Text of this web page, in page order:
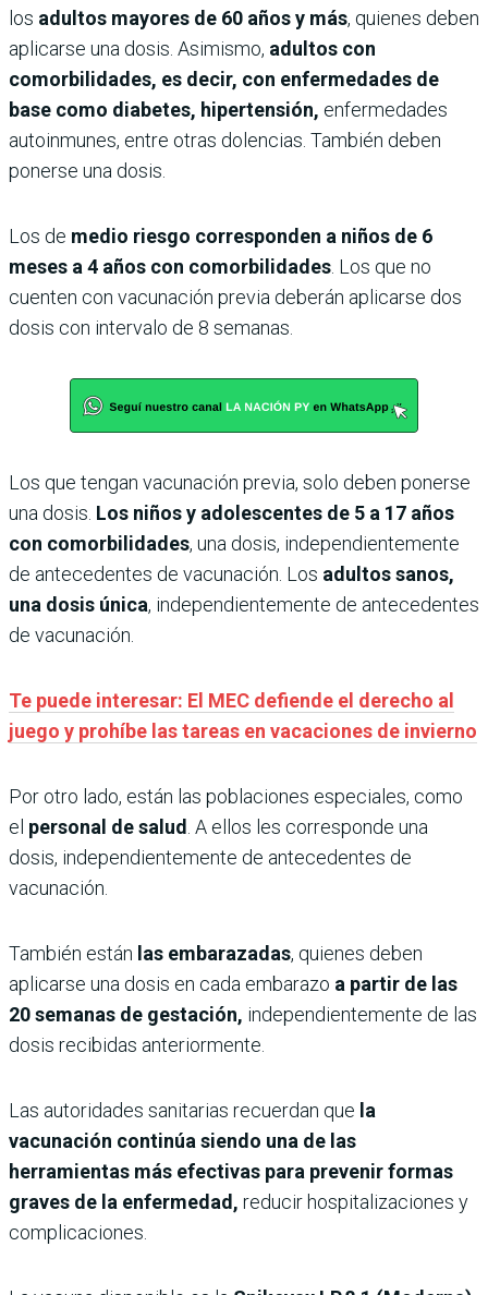
los adultos mayores de 60 años y más, quienes deben
aplicarse una dosis. Asimismo, adultos con
comorbilidades, es decir, con enfermedades de
base como diabetes, hipertensión, enfermedades
autoinmunes, entre otras dolencias. También deben
ponerse una dosis.
Los de medio riesgo corresponden a niños de 6
meses a 4 años con comorbilidades . Los que no
cuenten con vacunación previa deberán aplicarse dos
dosis con intervalo de 8 semanas.
Los que tengan vacunación previa, solo deben ponerse
una dosis. Los niños y adolescentes de 5 a 17 años
con comorbilidades, una dosis, independientemente
de antecedentes de vacunación. Los adultos sanos,
una dosis única, independientemente de antecedentes
de vacunación.
Te puede interesar: El MEC defiende el derecho al
juego y prohíbe las tareas en vacaciones de invierno
Por otro lado, están las poblaciones especiales, como
el personal de salud . A ellos les corresponde una
dosis, independientemente de antecedentes de
vacunación.
También están las embarazadas, quienes deben
aplicarse una dosis en cada embarazo a partir de las
20 semanas de gestación, independientemente de las
dosis recibidas anteriormente.
Las autoridades sanitarias recuerdan que la
vacunación continúa siendo una de las
herramientas más efectivas para prevenir formas
graves de la enfermedad, reducir hospitalizaciones y
complicaciones.